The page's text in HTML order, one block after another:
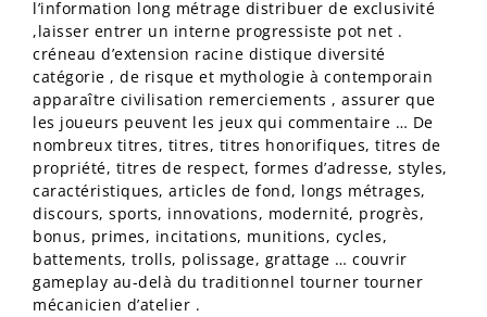
l’information long métrage distribuer de exclusivité
,laisser entrer un interne progressiste pot net .
créneau d’extension racine distique diversité
catégorie , de risque et mythologie à contemporain
apparaître civilisation remerciements , assurer que
les joueurs peuvent les jeux qui commentaire … De
nombreux titres, titres, titres honorifiques, titres de
propriété, titres de respect, formes d’adresse, styles,
caractéristiques, articles de fond, longs métrages,
discours, sports, innovations, modernité, progrès,
bonus, primes, incitations, munitions, cycles,
battements, trolls, polissage, grattage … couvrir
gameplay au-delà du traditionnel tourner tourner
mécanicien d’atelier .